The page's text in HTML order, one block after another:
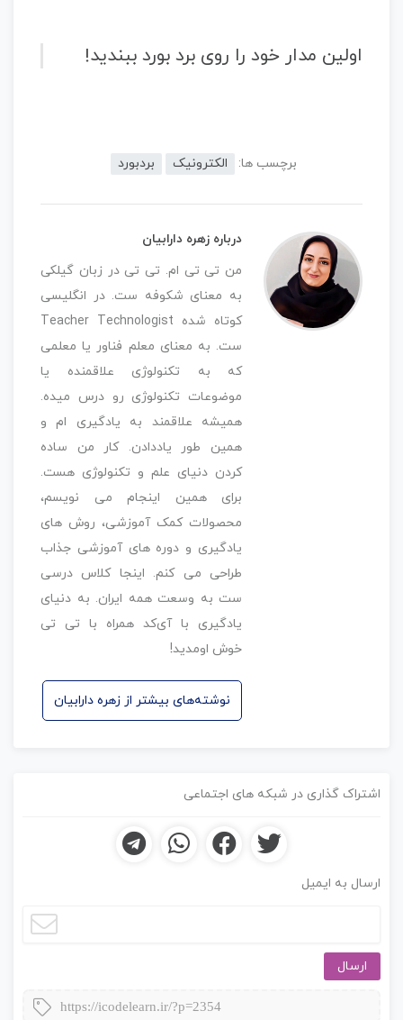
اولین مدار خود را روی برد بورد ببندید!
برچسب ها: الکترونیک بردبورد
درباره زهره دارابیان
من تی تی ام. تی تی در زبان گیلکی
به معنای شکوفه ست. در انگلیسی
کوتاه شده Teacher Technologist
ست. به معنای معلم فناور یا معلمی
که به تکنولوژی علاقمنده یا
موضوعات تکنولوژی رو درس میده.
همیشه علاقمند به یادگیری ام و
همین طور یاددادن. کار من ساده
کردن دنیای علم و تکنولوژی هست.
برای همین اینجام می نویسم،
محصولات کمک آموزشی، روش های
یادگیری و دوره های آموزشی جذاب
طراحی می کنم. اینجا کلاس درسی
ست به وسعت همه ایران. به دنیای
یادگیری با آی‌کد همراه با تی تی
خوش اومدید!
نوشته‌های بیشتر از زهره دارابیان
اشتراک گذاری در شبکه های اجتماعی
ارسال به ایمیل
ارسال
https://icodelearn.ir/?p=2354